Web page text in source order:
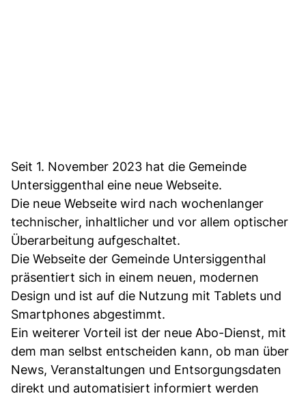
Seit 1. November 2023 hat die Gemeinde
Untersiggenthal eine neue Webseite.
Die neue Webseite wird nach wochenlanger
technischer, inhaltlicher und vor allem optischer
Überarbeitung aufgeschaltet.
Die Webseite der Gemeinde Untersiggenthal
präsentiert sich in einem neuen, modernen
Design und ist auf die Nutzung mit Tablets und
Smartphones abgestimmt.
Ein weiterer Vorteil ist der neue Abo-Dienst, mit
dem man selbst entscheiden kann, ob man über
News, Veranstaltungen und Entsorgungsdaten
direkt und automatisiert informiert werden